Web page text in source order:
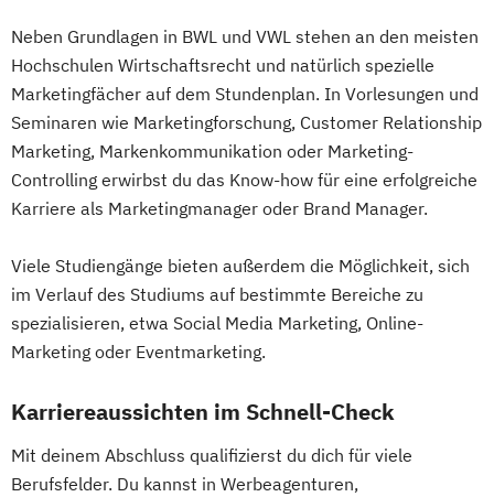
Neben Grundlagen in BWL und VWL stehen an den meisten
Hochschulen Wirtschaftsrecht und natürlich spezielle
Marketingfächer auf dem Stundenplan. In Vorlesungen und
Seminaren wie Marketingforschung, Customer Relationship
Marketing, Markenkommunikation oder Marketing-
Controlling erwirbst du das Know-how für eine erfolgreiche
Karriere als Marketingmanager oder Brand Manager.
Viele Studiengänge bieten außerdem die Möglichkeit, sich
im Verlauf des Studiums auf bestimmte Bereiche zu
spezialisieren, etwa Social Media Marketing, Online-
Marketing oder Eventmarketing.
Karriereaussichten im Schnell-Check
Mit deinem Abschluss qualifizierst du dich für viele
Berufsfelder. Du kannst in Werbeagenturen,